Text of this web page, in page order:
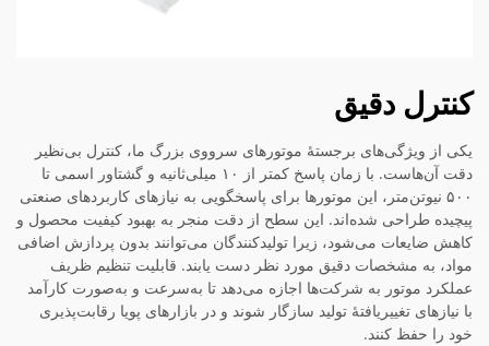
کنترل دقیق
یکی از ویژگی‌های برجستهٔ موتورهای سرووی بزرگ ما، کنترل بی‌نظیر
دقت آن‌هاست. با زمان پاسخ کمتر از ۱۰ میلی‌ثانیه و گشتاور اسمی تا
۵۰۰ نیوتن‌متر، این موتورها برای پاسخگویی به نیازهای کاربردهای صنعتی
پیچیده طراحی شده‌اند. این سطح از دقت منجر به بهبود کیفیت محصول و
کاهش ضایعات می‌شود، زیرا تولیدکنندگان می‌توانند بدون پردازش اضافی
مواد، به مشخصات دقیق مورد نظر دست یابند. قابلیت تنظیم ظریف
عملکرد موتور به شرکت‌ها اجازه می‌دهد تا به‌سرعت و به‌صورت کارآمد
با نیازهای تغییریافتهٔ تولید سازگار شوند و در بازارهای پویا رقابت‌پذیری
خود را حفظ کنند.